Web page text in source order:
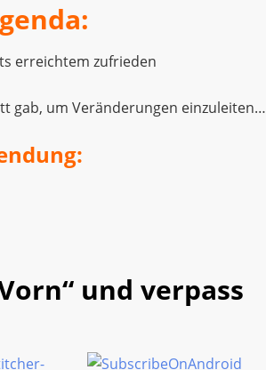
erreichtem zufrieden
gab, um Veränderungen einzuleiten…
und verpass